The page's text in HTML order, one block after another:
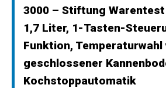
3000 – Stiftung
1,7 Liter, 1-Tasten-
Funktion, Temperaturwahl
geschlossener
Kochstoppautomatik